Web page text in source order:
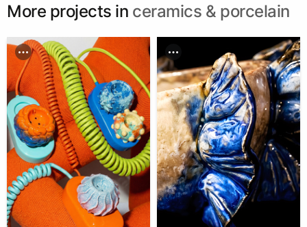
More projects in ceramics & porcelain